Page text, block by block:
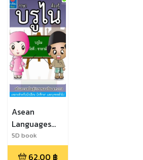
Asean
Languages
Brunei
5D book
62.00 ฿